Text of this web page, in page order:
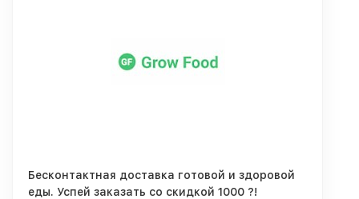
Бесконтактная доставка готовой и здоровой
еды. Успей заказать со скидкой 1000 ?!